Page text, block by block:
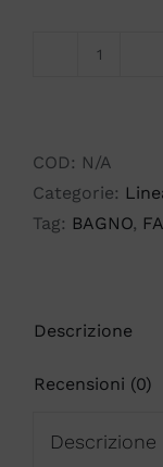
FAZZINI
UP
AND
110
quantità
COD: N/A
Categorie:
Tag: BAGNO,
Descrizione
Recensioni (0)
Descrizione